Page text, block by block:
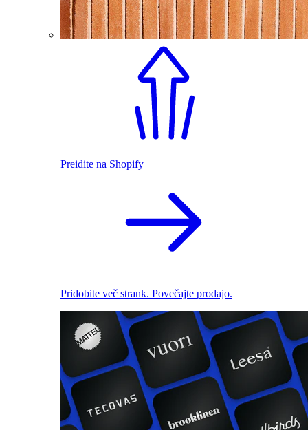
Preidite na Shopify
Pridobite več strank. Povečajte prodajo.